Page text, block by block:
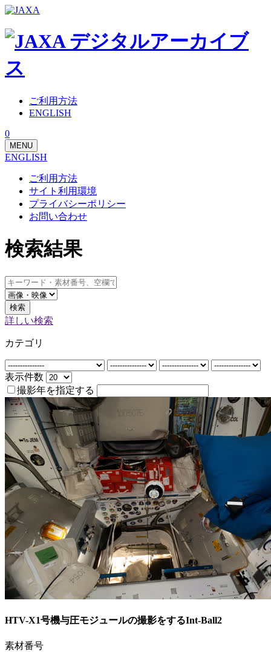
ご利用方法
ENGLISH
0
MENU
ENGLISH
ご利用方法
サイト利用環境
プライバシーポリシー
お問い合わせ
検索結果
検索
詳しい検索
カテゴリ
表示件数
撮影年を指定する
HTV-X1号機与圧モジュールの撮影をするInt-Ball2
素材番号